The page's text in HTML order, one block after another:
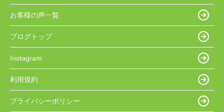
お客様の声一覧
ブログトップ
Instagram
利用規約
プライバシーポリシー